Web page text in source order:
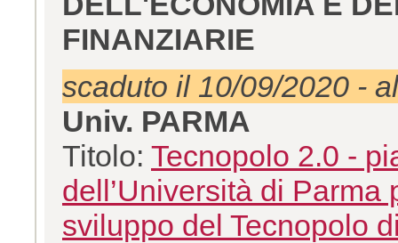
FINANZIARIE
scaduto il 10/09/2020 -
Univ. PARMA
Titolo: Tecnopolo 2.0 -
dell’Università di
sviluppo del Tecnopolo